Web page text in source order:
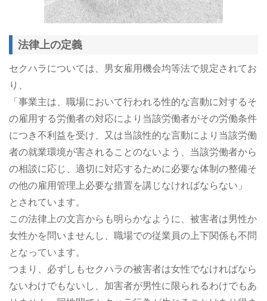
法律上の定義
セクハラについては、男女雇用機会均等法で規定されてお
り、
「事業主は、職場において行われる性的な言動に対するそ
の雇用する労働者の対応により当該労働者がその労働条件
につき不利益を受け、又は当該性的な言動により当該労働
者の就業環境が害されることのないよう、当該労働者から
の相談に応じ、適切に対応するために必要な体制の整備そ
の他の雇用管理上必要な措置を講じなければならない」
とされています。
この法律上の文言からも明らかなように、被害者は男性か
女性かを問いませんし、職場での従業員の上下関係も不問
となっています。
つまり、必ずしもセクハラの被害者は女性でなければなら
ないわけでもないし、加害者が男性に限られるわけでもあ